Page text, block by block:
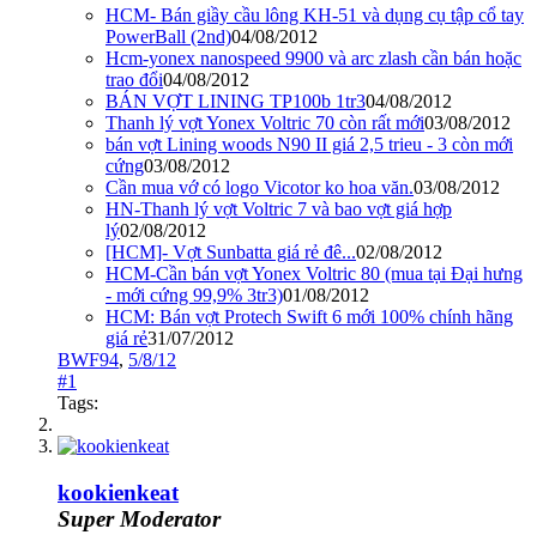
HCM- Bán giầy cầu lông KH-51 và dụng cụ tập cổ tay
PowerBall (2nd)04/08/2012
Hcm-yonex nanospeed 9900 và arc zlash cần bán hoặc
trao đổi04/08/2012
BÁN VỢT LINING TP100b 1tr304/08/2012
Thanh lý vợt Yonex Voltric 70 còn rất mới03/08/2012
bán vợt Lining woods N90 II giá 2,5 trieu - 3 còn mới
cứng03/08/2012
Cần mua vớ có logo Vicotor ko hoa văn.03/08/2012
HN-Thanh lý vợt Voltric 7 và bao vợt giá hợp
lý02/08/2012
[HCM]- Vợt Sunbatta giá rẻ đê...02/08/2012
HCM-Cần bán vợt Yonex Voltric 80 (mua tại Đại hưng
- mới cứng 99,9% 3tr3)01/08/2012
HCM: Bán vợt Protech Swift 6 mới 100% chính hãng
giá rẻ31/07/2012
BWF94, 5/8/12
#1
Tags:
kookienkeat
Super Moderator